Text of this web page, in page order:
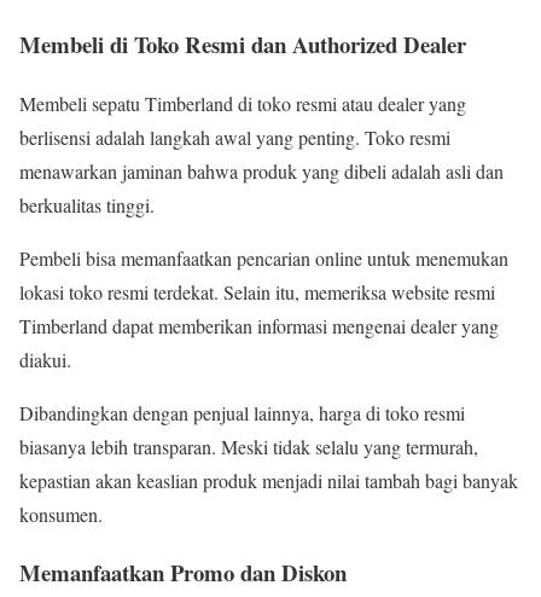
Membeli di Toko Resmi dan Authorized Dealer
Membeli sepatu Timberland di toko resmi atau dealer yang
berlisensi adalah langkah awal yang penting. Toko resmi
menawarkan jaminan bahwa produk yang dibeli adalah asli dan
berkualitas tinggi.
Pembeli bisa memanfaatkan pencarian online untuk menemukan
lokasi toko resmi terdekat. Selain itu, memeriksa website resmi
Timberland dapat memberikan informasi mengenai dealer yang
diakui.
Dibandingkan dengan penjual lainnya, harga di toko resmi
biasanya lebih transparan. Meski tidak selalu yang termurah,
kepastian akan keaslian produk menjadi nilai tambah bagi banyak
konsumen.
Memanfaatkan Promo dan Diskon